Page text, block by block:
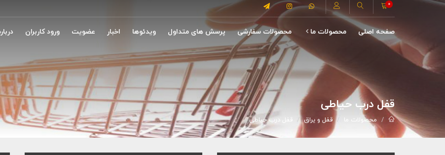
0
صفحه اصلی محصولات ما محصولات سفارشی پرسش های متداول ویدئوها اخبار عضویت ورود کاربران
قفل درب حیاطی
محصولات ما قفل و یراق قفل درب حیاطی